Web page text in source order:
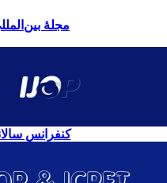
مجلۀ
کنفرانس